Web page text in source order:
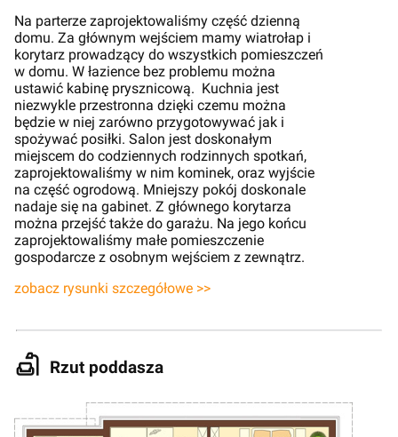
Na parterze zaprojektowaliśmy część dzienną
domu. Za głównym wejściem mamy wiatrołap i
korytarz prowadzący do wszystkich pomieszczeń
w domu. W łazience bez problemu można
ustawić kabinę prysznicową. Kuchnia jest
niezwykle przestronna dzięki czemu można
będzie w niej zarówno przygotowywać jak i
spożywać posiłki. Salon jest doskonałym
miejscem do codziennych rodzinnych spotkań,
zaprojektowaliśmy w nim kominek, oraz wyjście
na część ogrodową. Mniejszy pokój doskonale
nadaje się na gabinet. Z głównego korytarza
można przejść także do garażu. Na jego końcu
zaprojektowaliśmy małe pomieszczenie
gospodarcze z osobnym wejściem z zewnątrz.
zobacz rysunki szczegółowe >>
Rzut poddasza